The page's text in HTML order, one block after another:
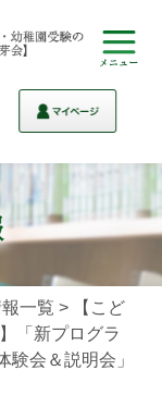
一覧 >
【こど
「新プログラ
会＆説明会」